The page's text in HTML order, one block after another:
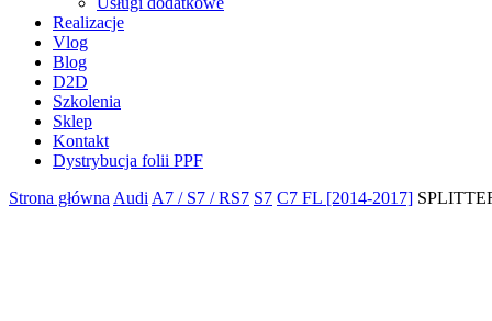
Realizacje
Vlog
Blog
D2D
Szkolenia
Sklep
Kontakt
Dystrybucja folii PPF
Strona główna Audi A7 / S7 / RS7 S7 C7 FL [2014-2017]